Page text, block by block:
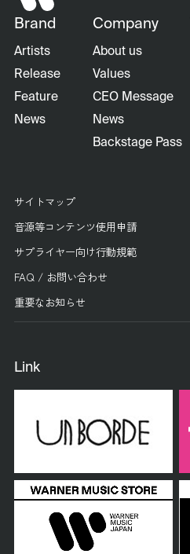
Brand
Artists
Release
Feature
News
Company
About us
Values
CEO Message
News
Backstage Pass
サイトマップ
音源等コンテンツ使用申請
サプライヤー向け行動規範
FAQ / お問い合わせ
重要なお知らせ
Link